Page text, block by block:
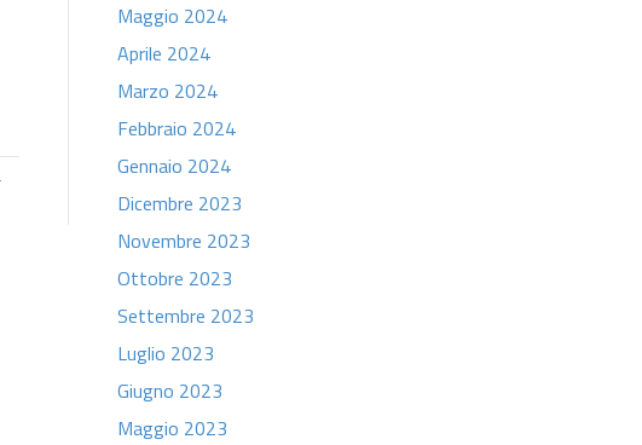
Maggio 2024
Aprile 2024
Marzo 2024
Febbraio 2024
Gennaio 2024
Dicembre 2023
Novembre 2023
Ottobre 2023
Settembre 2023
Luglio 2023
Giugno 2023
Maggio 2023